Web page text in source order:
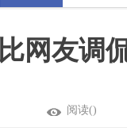
网友调
阅读()